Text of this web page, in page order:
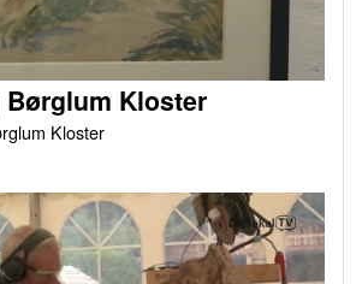
Kloster
Kloster